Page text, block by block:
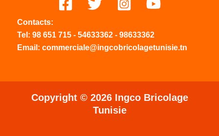
Contacts:
Tel: 98 651 715 - 54633362 - 98633362
Email: commerciale@ingcobricolagetunisie.tn
Copyright © 2026 Ingco Bricolage
Tunisie